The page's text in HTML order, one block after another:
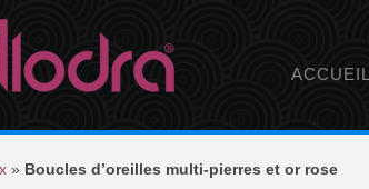
ACCUEIL
» Boucles d’oreilles multi-pierres et or rose